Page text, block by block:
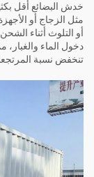
خدش البضائع أقل
مثل الزجاج أو
أو التلوث أثناء
دخول الماء
تنخفض نسبة